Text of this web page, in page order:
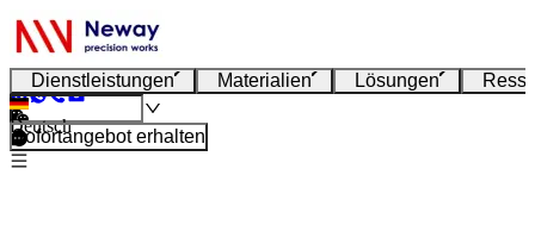
Dienstleistungen Materialien Lösungen
Deutsch
Sofortangebot erhalten